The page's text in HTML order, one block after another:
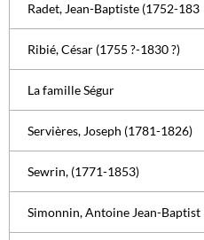
Radet, Jean-Baptiste (1752-183
Ribié, César (1755 ?-1830 ?)
La famille Ségur
Servières, Joseph (1781-1826)
Sewrin, (1771-1853)
Simonnin, Antoine Jean-Baptist